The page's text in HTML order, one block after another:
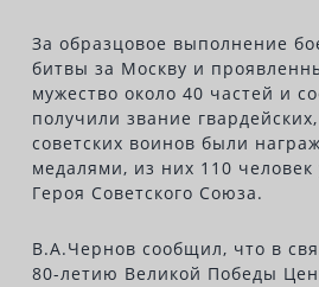
За образцовое выполнение
битвы за Москву и
мужество около 40 частей и
получили звание
советских воинов были
медалями, из них 110 человек
Героя Советского Союза.
В.А.Чернов сообщил, что в
80-летию Великой Победы